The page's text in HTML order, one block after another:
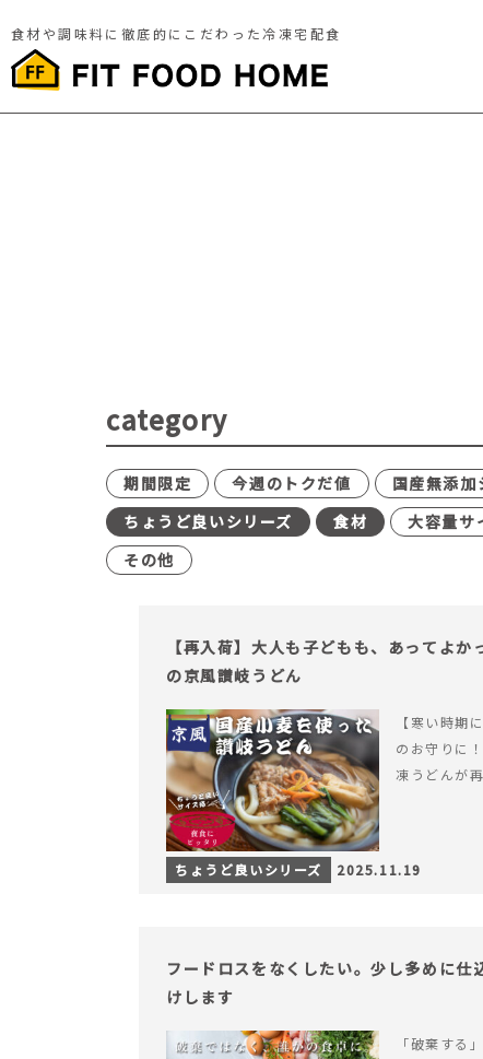
食材や調味料に徹底的にこだわった冷凍宅配食
category
期間限定 今週のトクだ値 国産無添加
ちょうど良いシリーズ
食材 大容量サ
その他
【再入荷】大人も子どもも、あってよ
の京風讃岐うどん
【寒い時期
のお守りに
凍うどんが
ちょうど良いシリーズ 2025.11.19
フードロスをなくしたい。少し多めに仕
けします
「破棄する